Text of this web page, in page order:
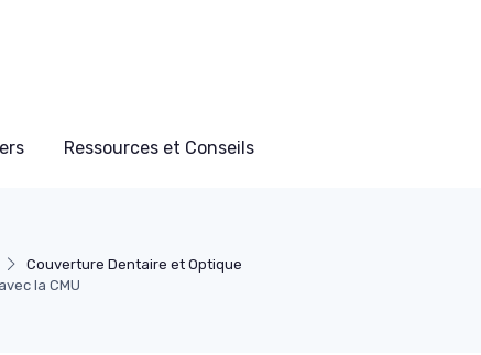
Ressources et Conseils
Couverture Dentaire et Optique
la CMU